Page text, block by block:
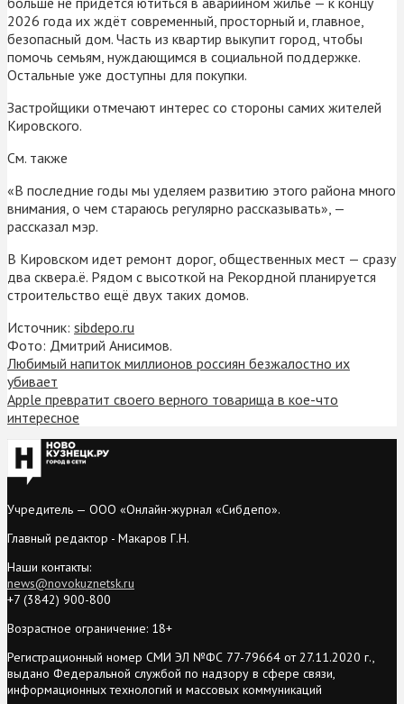
2026 года их ждёт современный, просторный и, главное,
безопасный дом. Часть из квартир выкупит город, чтобы
помочь семьям, нуждающимся в социальной поддержке.
Остальные уже доступны для покупки.
Застройщики отмечают интерес со стороны самих жителей
Кировского.
См. также
«В последние годы мы уделяем развитию этого района много
внимания, о чем стараюсь регулярно рассказывать», —
рассказал мэр.
В Кировском идет ремонт дорог, общественных мест — сразу
два сквера.ё. Рядом с высоткой на Рекордной планируется
строительство ещё двух таких домов.
Источник: sibdepo.ru
Фото: Дмитрий Анисимов.
Любимый напиток миллионов россиян безжалостно их
убивает
Apple превратит своего верного товарища в кое-что
интересное
Учредитель — ООО «Онлайн-журнал «Сибдепо».
Главный редактор - Макаров Г.Н.
Наши контакты:
news@novokuznetsk.ru
+7 (3842) 900-800
Возрастное ограничение: 18+
Регистрационный номер СМИ ЭЛ №ФС 77-79664 от 27.11.2020 г.,
выдано Федеральной службой по надзору в сфере связи,
информационных технологий и массовых коммуникаций